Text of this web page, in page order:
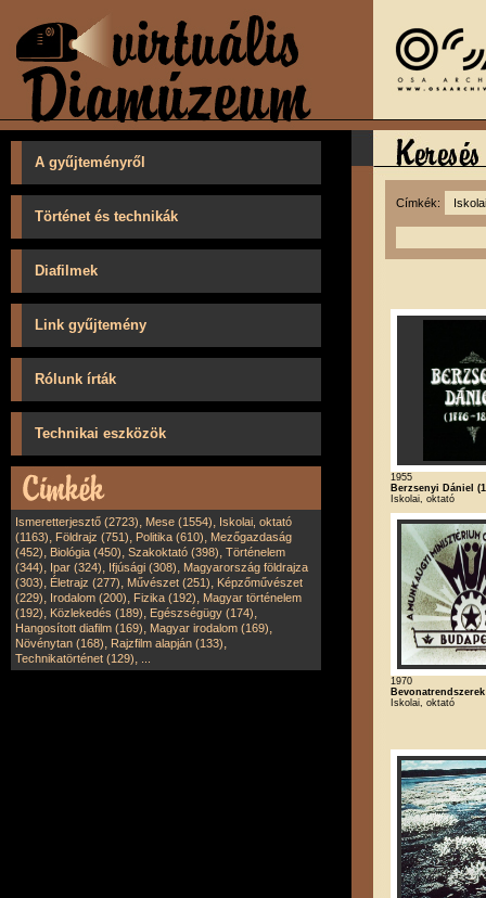
A gyűjteményről
Történet és technikák
Diafilmek
Link gyűjtemény
Rólunk írták
Technikai eszközök
Ismeretterjesztő (2723), Mese (1554), Iskolai, oktató
(1163), Földrajz (751), Politika (610), Mezőgazdaság
(452), Biológia (450), Szakoktató (398), Történelem
(344), Ipar (324), Ifjúsági (308), Magyarország földrajza
(303), Életrajz (277), Művészet (251), Képzőművészet
(229), Irodalom (200), Fizika (192), Magyar történelem
(192), Közlekedés (189), Egészségügy (174),
Hangosított diafilm (169), Magyar irodalom (169),
Növénytan (168), Rajzfilm alapján (133),
Technikatörténet (129),
Címkék:
1955
Berzsenyi Dániel
Iskolai, oktató
1970
Bevonatrendszerek
Iskolai, oktató